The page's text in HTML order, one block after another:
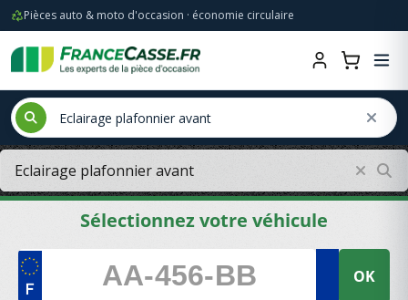
Pièces auto & moto d'occasion · économie circulaire
Sélectionnez votre véhicule
OK